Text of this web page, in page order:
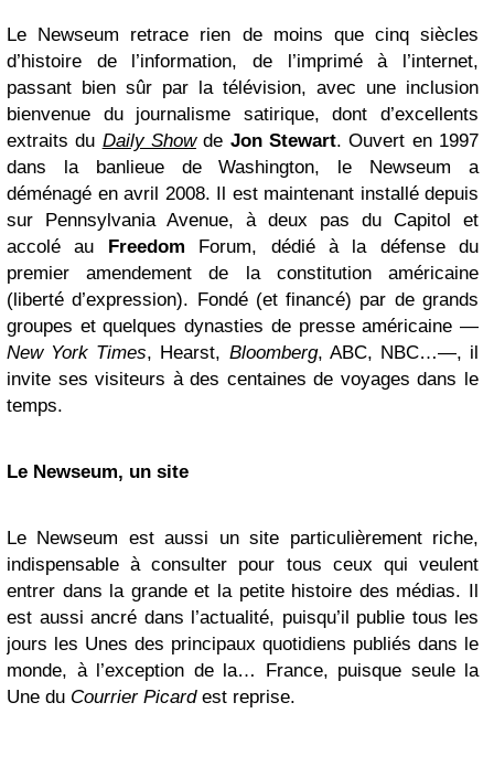
Le Newseum retrace rien de moins que cinq siècles
d’histoire de l’information, de l’imprimé à l’internet,
passant bien sûr par la télévision, avec une inclusion
bienvenue du journalisme satirique, dont d’excellents
extraits du Daily Showde Jon Stewart. Ouvert en 1997
dans la banlieue de Washington, le Newseum a
déménagé en avril 2008. Il est maintenant installé depuis
sur Pennsylvania Avenue, à deux pas du Capitol et
accolé au Freedom Forum, dédié à la défense du
premier amendement de la constitution américaine
(liberté d’expression). Fondé (et financé) par de grands
groupes et quelques dynasties de presse américaine —
New York Times, Hearst, Bloomberg, ABC, NBC…—, il
invite ses visiteurs à des centaines de voyages dans le
temps.
Le Newseum, un site
Le Newseum est aussi un site particulièrement riche,
indispensable à consulter pour tous ceux qui veulent
entrer dans la grande et la petite histoire des médias. Il
est aussi ancré dans l’actualité, puisqu’il publie tous les
jours les Unes des principaux quotidiens publiés dans le
monde, à l’exception de la… France, puisque seule la
Une du Courrier Picardest reprise.